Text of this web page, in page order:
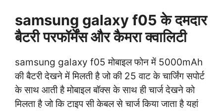
samsung galaxy f05 के दमदार
बैटरी परफॉर्मेंस और कैमरा क्वालिटी
samsung galaxy f05 मोबाइल फोन में 5000mAh
की बैटरी देखने में मिलती है जो की 25 वाट के चार्जिंग सपोर्ट
के साथ आती है मोबाइल बॉक्स के साथ ही चार्ज देखने को
मिलता है जो कि टाइप सी केबल से चार्ज किया जाता है यहां